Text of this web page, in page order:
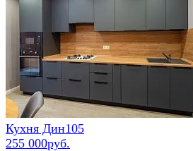
Кухня Дин105
255 000руб.